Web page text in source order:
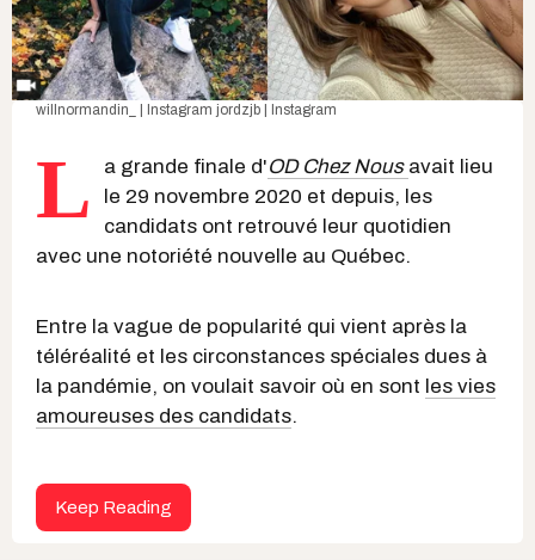
willnormandin_ | Instagram jordzjb | Instagram
L a grande finale d'OD Chez Nous avait lieu
le 29 novembre 2020 et depuis, les
candidats ont retrouvé leur quotidien
avec une notoriété nouvelle au Québec.
Entre la vague de popularité qui vient après la
téléréalité et les circonstances spéciales dues à
la pandémie, on voulait savoir où en sont les vies
amoureuses des candidats.
Keep Reading